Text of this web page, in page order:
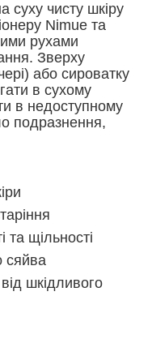
суху чисту шкіру
Nimue та
рухами
Зверху
або сироватку
в сухому
в недоступному
подразнення,
та щільності
сяйва
шкідливого